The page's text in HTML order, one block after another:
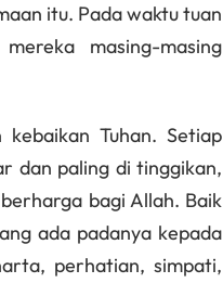
itu. Pada waktu tuan
masing-masing
Tuhan. Setiap
dan paling di tinggikan,
bagi Allah. Baik
ada padanya kepada
perhatian, simpati,